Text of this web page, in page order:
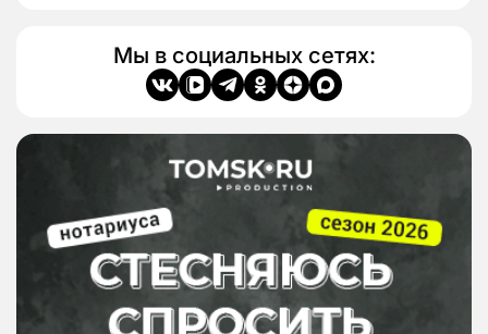
Мы в социальных сетях: